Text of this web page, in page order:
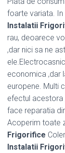
foarte variata. In
Instalatii
rau, deoarece
,dar nici sa ne
economica ,dar
europene. Multi
efectul acestora
face reparatia
Acoperim toate
Frigorifice
Instalatii